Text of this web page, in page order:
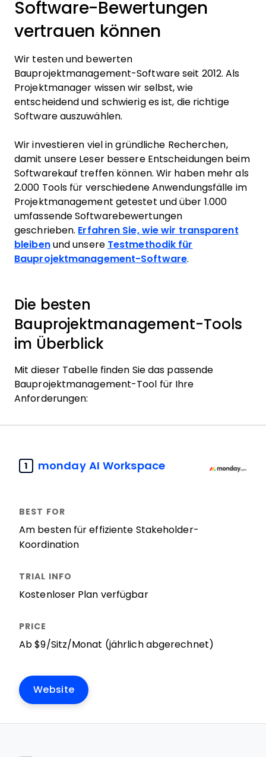
Software-Bewertungen
vertrauen können
Wir testen und bewerten
Bauprojektmanagement-Software seit 2012. Als
Projektmanager wissen wir selbst, wie
entscheidend und schwierig es ist, die richtige
Software auszuwählen.
Wir investieren viel in gründliche Recherchen,
damit unsere Leser bessere Entscheidungen beim
Softwarekauf treffen können. Wir haben mehr als
2.000 Tools für verschiedene Anwendungsfälle im
Projektmanagement getestet und über 1.000
umfassende Softwarebewertungen
geschrieben. Erfahren Sie, wie wir transparent
bleibenund unsere Testmethodik für
Bauprojektmanagement-Software.
Die besten
Bauprojektmanagement-Tools
im Überblick
Mit dieser Tabelle finden Sie das passende
Bauprojektmanagement-Tool für Ihre
Anforderungen:
1 monday AI Workspace
Am besten für effiziente Stakeholder-
Koordination
Kostenloser Plan verfügbar
Ab $9/Sitz/Monat (jährlich abgerechnet)
Website